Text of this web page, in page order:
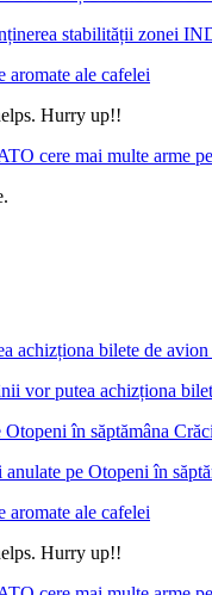
stabilității zonei
aromate ale cafelei
Hurry up!!
cere mai multe arme
vor putea achizționa
pe Otopeni în
aromate ale cafelei
Hurry up!!